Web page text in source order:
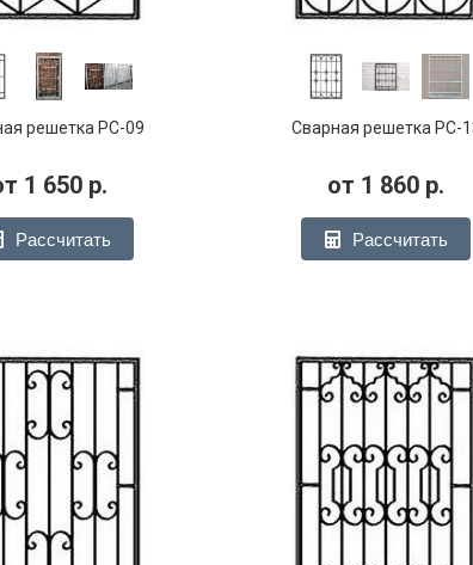
решетка РС-09
1 650 р.
Рассчитать
Сварная решетка РС-
от 1 860 р.
Рассчитать